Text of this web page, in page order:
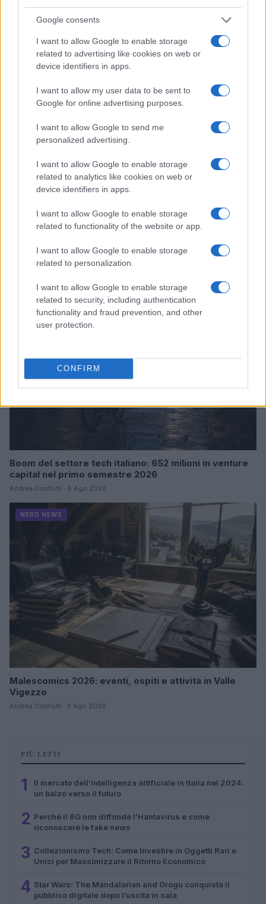
Google consents
I want to allow Google to enable storage
related to advertising like cookies on web or
device identifiers in apps.
I want to allow my user data to be sent to
Google for online advertising purposes.
I want to allow Google to send me
personalized advertising.
I want to allow Google to enable storage
related to analytics like cookies on web or
device identifiers in apps.
I want to allow Google to enable storage
related to functionality of the website or app.
I want to allow Google to enable storage
related to personalization.
I want to allow Google to enable storage
related to security, including authentication
functionality and fraud prevention, and other
user protection.
CONFIRM
Continua a leggere
Pieve Comics 2026: tutto ciò che devi sapere
sull’evento nerd di Perugia
NERD NEWS
Boom del settore tech italiano: 652 milioni in venture
capital nel primo semestre 2026
Andrea Conforti · 6 Ago 2026
NERD NEWS
Malescomics 2026: eventi, ospiti e attività in Valle
Vigezzo
Andrea Conforti · 5 Ago 2026
PIÙ LETTI
1
Il mercato dell’intelligenza artificiale in Italia nel 2024:
un balzo verso il futuro
2 Perché il 6G non diffonde l’Hantavirus e come
riconoscere le fake news
3 Collezionismo Tech: Come Investire in Oggetti Rari e
Unici per Massimizzare il Ritorno Economico
4 Star Wars: The Mandalorian and Grogu conquista il
pubblico digitale dopo l’uscita in sala